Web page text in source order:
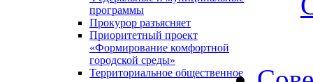
программы
Прокурор разъясняет
Приоритетный проект
«Формирование комфортной
городской среды»
Территориальное общественное